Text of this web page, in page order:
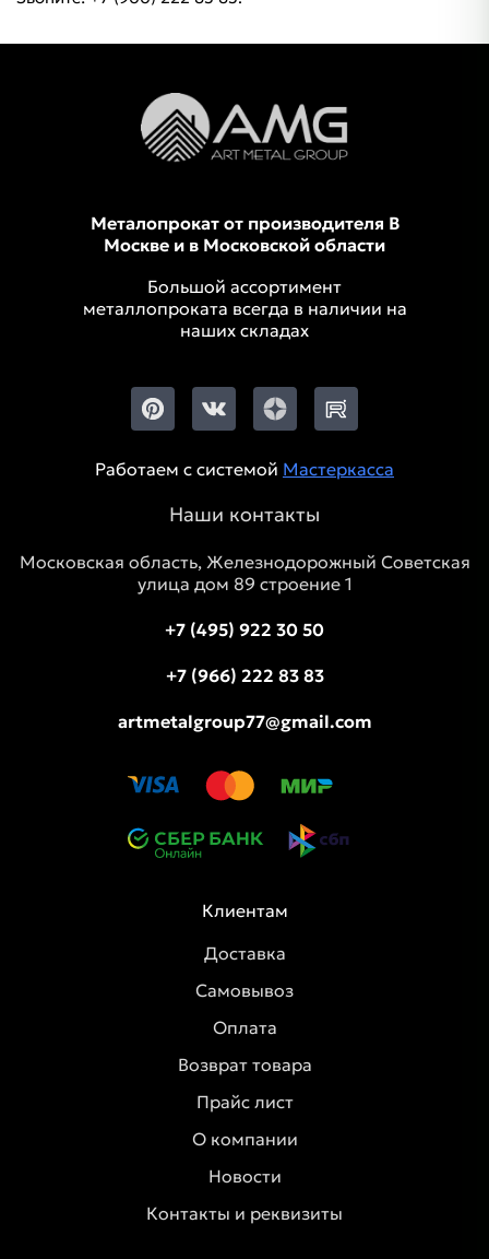
Металопрокат от производителя В
Москве и в Московской области
Большой ассортимент
металлопроката всегда в наличии на
наших складах
Работаем с системой Мастеркасса
Наши контакты
Московская область, Железнодорожный Советская
улица дом 89 строение 1
+7 (495) 922 30 50
+7 (966) 222 83 83
artmetalgroup77@gmail.com
Клиентам
Доставка
Самовывоз
Оплата
Возврат товара
Прайс лист
О компании
Новости
Контакты и реквизиты